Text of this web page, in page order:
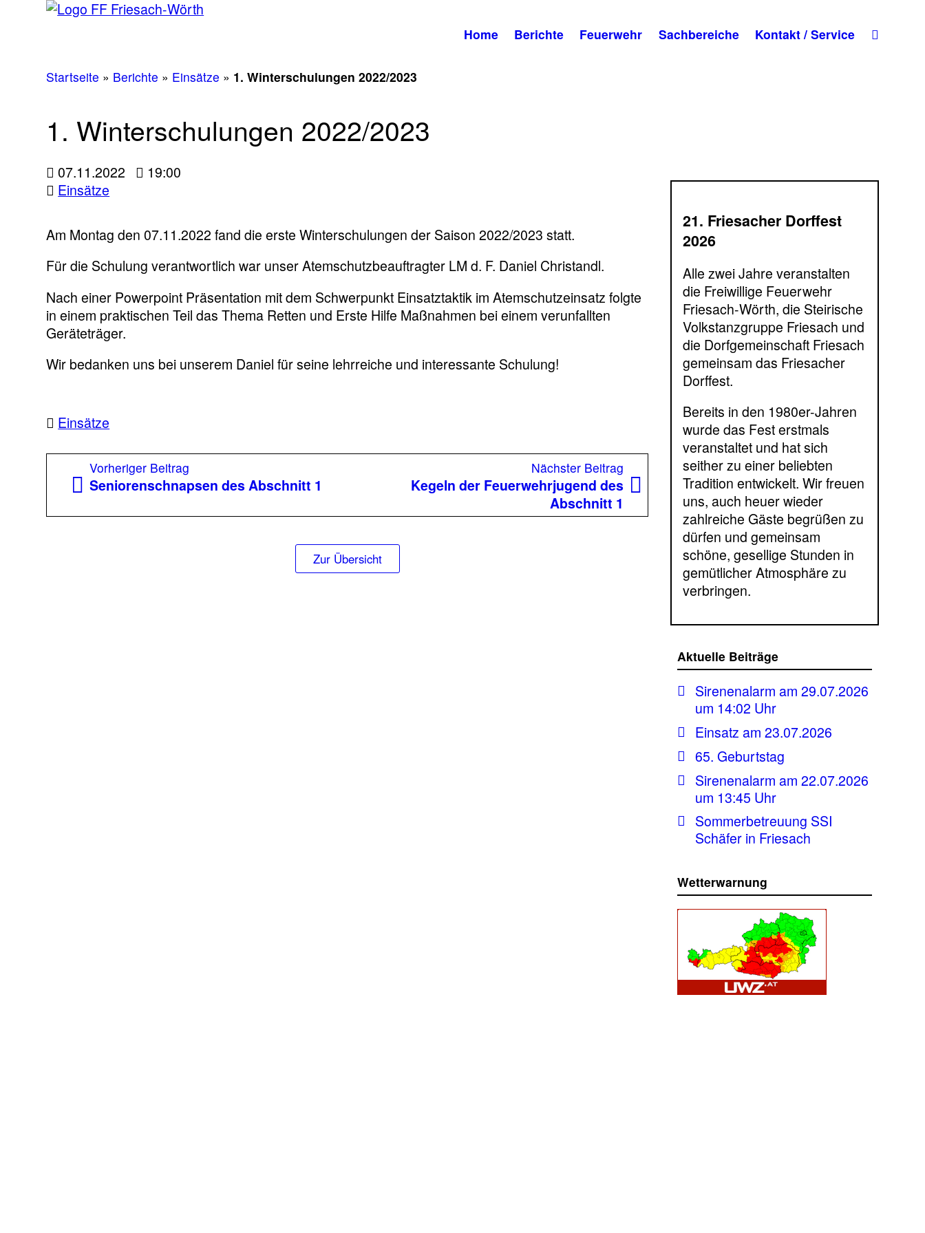
Home Berichte Feuerwehr Sachbereiche Kontakt / Service
Startseite » Berichte » Einsätze » 1. Winterschulungen 2022/2023
1. Winterschulungen 2022/2023
07.11.2022
19:00
Einsätze
Am Montag den 07.11.2022 fand die erste Winterschulungen der Saison 2022/2023 statt.
Für die Schulung verantwortlich war unser Atemschutzbeauftragter LM d. F. Daniel Christandl.
Nacheiner Powerpoint Präsentation mit dem Schwerpunkt Einsatztaktik im Atemschutzeinsatz folgte
in einem praktischen Teil das Thema Retten und Erste Hilfe Maßnahmen bei einem verunfallten
Geräteträger.
Wir bedanken uns bei unserem Daniel für seine lehrreiche und interessante Schulung!
Einsätze
Beitragsnavigation
Vorheriger Beitrag
Beitrag:
Seniorenschnapsen des Abschnitt 1
Nächster Beitrag
Beitrag:
Kegeln der Feuerwehrjugend des
Abschnitt 1
Zur Übersicht
21. Friesacher Dorffest
2026
Alle zwei Jahre veranstalten
die Freiwillige Feuerwehr
Friesach-Wörth, die Steirische
Volkstanzgruppe Friesach und
die Dorfgemeinschaft Friesach
gemeinsam das Friesacher
Dorffest.
Bereits in den 1980er-Jahren
wurde das Fest erstmals
veranstaltet und hat sich
seither zu einer beliebten
Tradition entwickelt. Wir freuen
uns, auch heuer wieder
zahlreiche Gäste begrüßen zu
dürfen und gemeinsam
schöne, gesellige Stunden in
gemütlicher Atmosphäre zu
verbringen.
Aktuelle Beiträge
Sirenenalarm am 29.07.2026
um 14:02 Uhr
Einsatz am 23.07.2026
65. Geburtstag
Sirenenalarm am 22.07.2026
um 13:45 Uhr
Sommerbetreuung SSI
Schäfer in Friesach
Wetterwarnung